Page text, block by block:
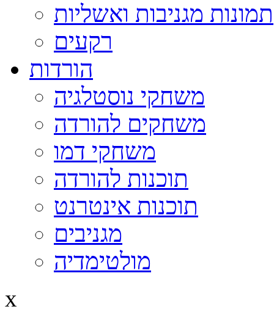
תמונות מגניבות ואשליות
רקעים
הורדות
משחקי נוסטלגיה
משחקים להורדה
משחקי דמו
תוכנות להורדה
תוכנות אינטרנט
מגניבים
מולטימדיה
x